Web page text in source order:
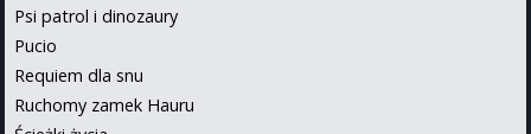
Psi patrol i dinozaury
Pucio
Requiem dla snu
Ruchomy zamek Hauru